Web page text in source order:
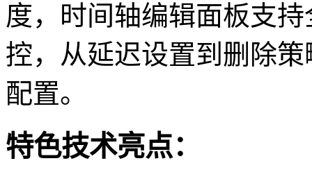
度，时间轴编辑面板支
控，从延迟设置到删除
配置。
特色技术亮点：